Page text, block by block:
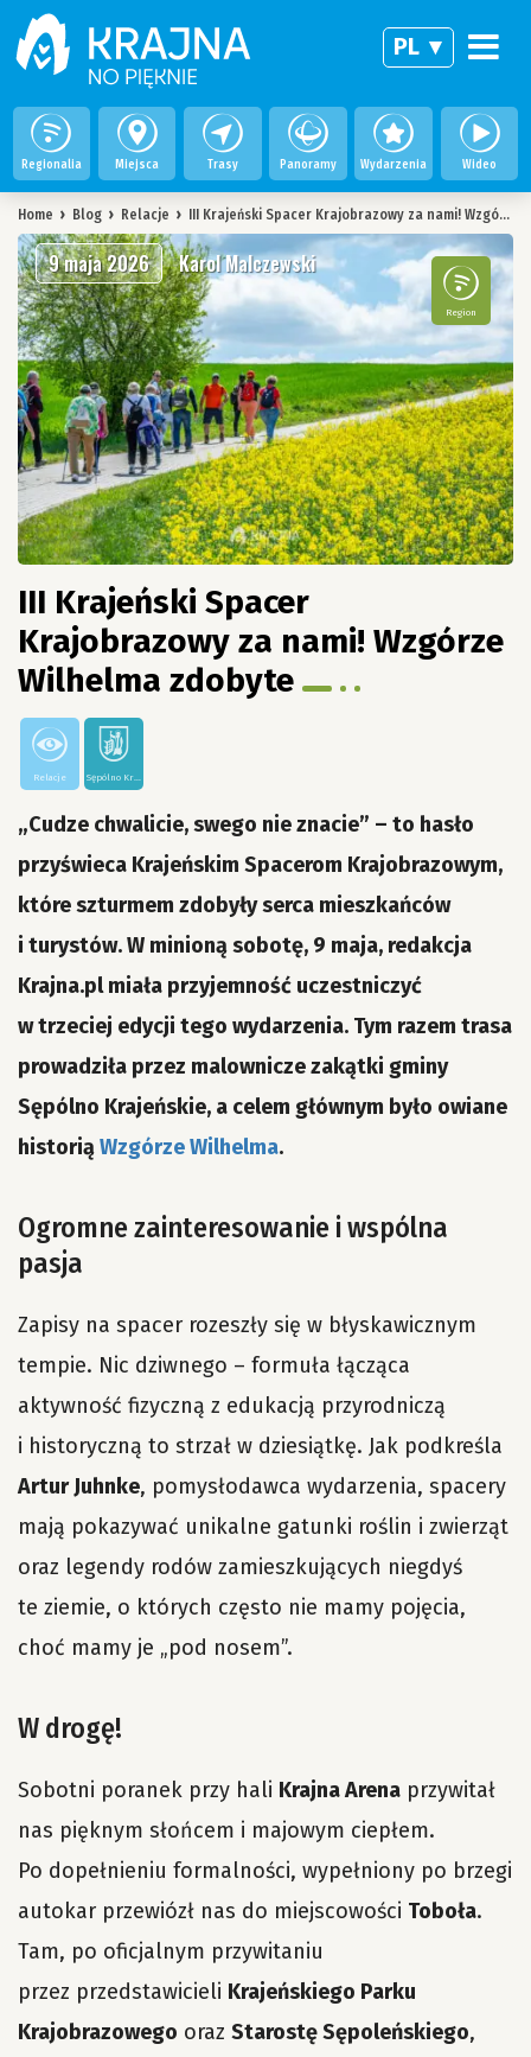
PL
Regionalia Miejsca Trasy Panoramy Wydarzenia Wideo
Home › Blog › Relacje › III Krajeński Spacer Krajobrazowy za nami! Wzgórze Wilhelma zdobyte
III Krajeński Spacer
Krajobrazowy za nami! Wzgórze
Wilhelma zdobyte
9 maja 2026 Karol Malczewski
Region
Relacje
„Cudze chwalicie, swego nie znacie” – to hasło
przyświeca Krajeńskim Spacerom Krajobrazowym,
które szturmem zdobyły serca mieszkańców
i turystów. W minioną sobotę, 9 maja, redakcja
Krajna.pl miała przyjemność uczestniczyć
w trzeciej edycji tego wydarzenia. Tym razem trasa
prowadziła przez malownicze zakątki gminy
Sępólno Krajeńskie, a celem głównym było owiane
historiąWzgórze Wilhelma.
Ogromne zainteresowanie i wspólna
pasja
Zapisy na spacer rozeszły się w błyskawicznym
tempie. Nic dziwnego – formuła łącząca
aktywność fizyczną z edukacją przyrodniczą
i historyczną to strzał w dziesiątkę. Jak podkreśla
Artur Juhnke, pomysłodawca wydarzenia, spacery
mają pokazywać unikalne gatunki roślin i zwierząt
oraz legendy rodów zamieszkujących niegdyś
te ziemie, o których często nie mamy pojęcia,
choć mamy je „pod nosem”.
W drogę!
Sobotni poranek przy hali Krajna Arena przywitał
nas pięknym słońcem i majowym ciepłem.
Po dopełnieniu formalności, wypełniony po brzegi
autokar przewiózł nas do miejscowości Toboła.
Tam, po oficjalnym przywitaniu
przez przedstawicieli Krajeńskiego Parku
Krajobrazowego oraz Starostę Sępoleńskiego,